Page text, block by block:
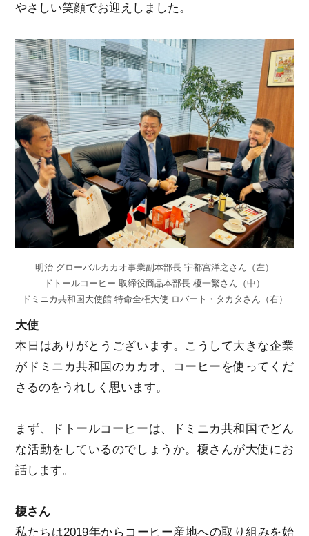
やさしい笑顔でお迎えしました。
明治 グローバルカカオ事業副本部長 宇都宮洋之さん（左）
ドトールコーヒー 取締役商品本部長 榎一繁さん（中）
ドミニカ共和国大使館 特命全権大使 ロバート・タカタさん（右）
大使
本日はありがとうございます。こうして大きな企業
がドミニカ共和国のカカオ、コーヒーを使ってくだ
さるのをうれしく思います。
まず、ドトールコーヒーは、ドミニカ共和国でどん
な活動をしているのでしょうか。榎さんが大使にお
話します。
榎さん
私たちは2019年からコーヒー産地への取り組みを始